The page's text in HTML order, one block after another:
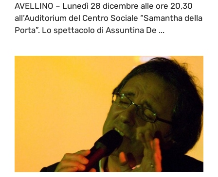
AVELLINO – Lunedì 28 dicembre alle ore 20,30
all’Auditorium del Centro Sociale “Samantha della
Porta”. Lo spettacolo di Assuntina De ...